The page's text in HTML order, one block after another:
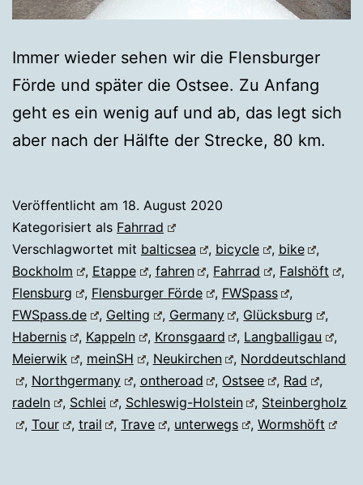
Immer wieder sehen wir die Flensburger
Förde und später die Ostsee. Zu Anfang
geht es ein wenig auf und ab, das legt sich
aber nach der Hälfte der Strecke, 80 km.
Veröffentlicht am 18. August 2020
Kategorisiert als Fahrrad
Verschlagwortet mit balticsea , bicycle , bike
,
Bockholm
, Etappe , fahren , Fahrrad , Falshöft
,
Flensburg
, Flensburger Förde , FWSpass
,
FWSpass.de
, Gelting , Germany , Glücksburg
,
Habernis
, Kappeln , Kronsgaard , Langballigau
,
Meierwik
, meinSH , Neukirchen , Norddeutschland
, Northgermany , ontheroad , Ostsee , Rad
,
radeln
, Schlei , Schleswig-Holstein , Steinbergholz
, Tour , trail ,Trave , unterwegs , Wormshöft